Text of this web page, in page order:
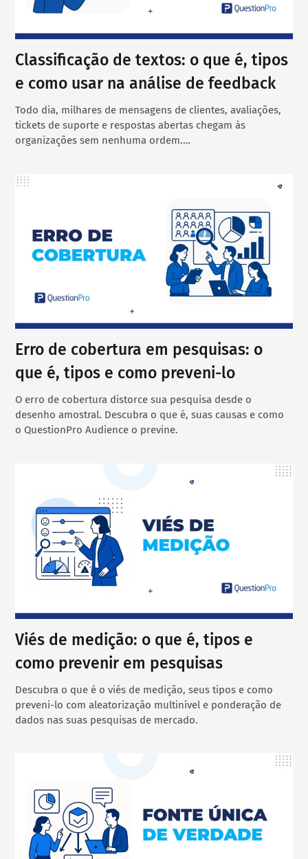
Classificação de textos: o que é, tipos
e como usar na análise de feedback
Todo dia, milhares de mensagens de clientes, avaliações,
tickets de suporte e respostas abertas chegam às
organizações sem nenhuma ordem.…
Erro de cobertura em pesquisas: o
que é, tipos e como preveni-lo
O erro de cobertura distorce sua pesquisa desde o
desenho amostral. Descubra o que é, suas causas e como
o QuestionPro Audience o previne.
Viés de medição: o que é, tipos e
como prevenir em pesquisas
Descubra o que é o viés de medição, seus tipos e como
preveni-lo com aleatorização multinível e ponderação de
dados nas suas pesquisas de mercado.